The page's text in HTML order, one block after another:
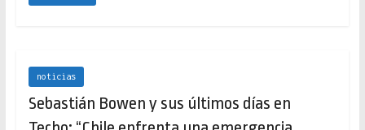
noticias
Sebastián Bowen y sus últimos días en